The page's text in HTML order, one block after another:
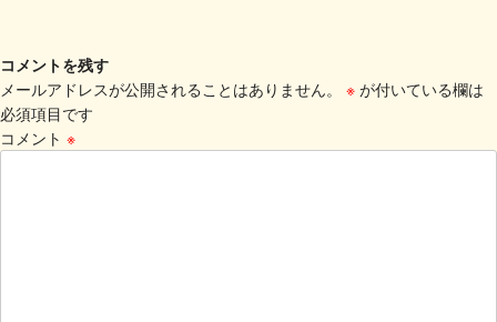
コメントを残す
メールアドレスが公開されることはありません。
※ が付いている欄は
必須項目です
コメント ※